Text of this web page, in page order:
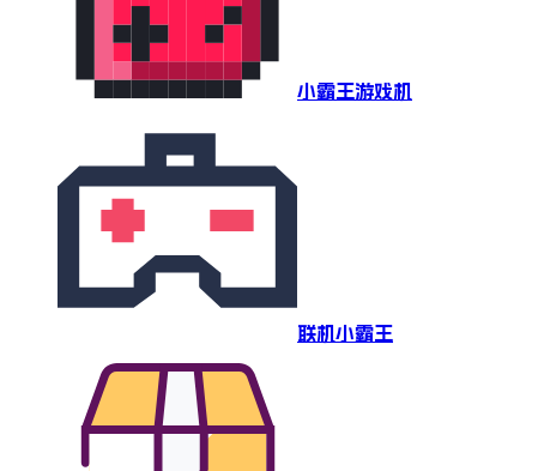
小霸王游戏机
联机小霸王